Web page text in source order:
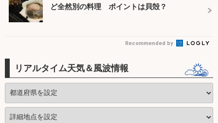
ど全然別の料理 ポイントは貝殻？
Recommended by
リアルタイム天気＆風波情報